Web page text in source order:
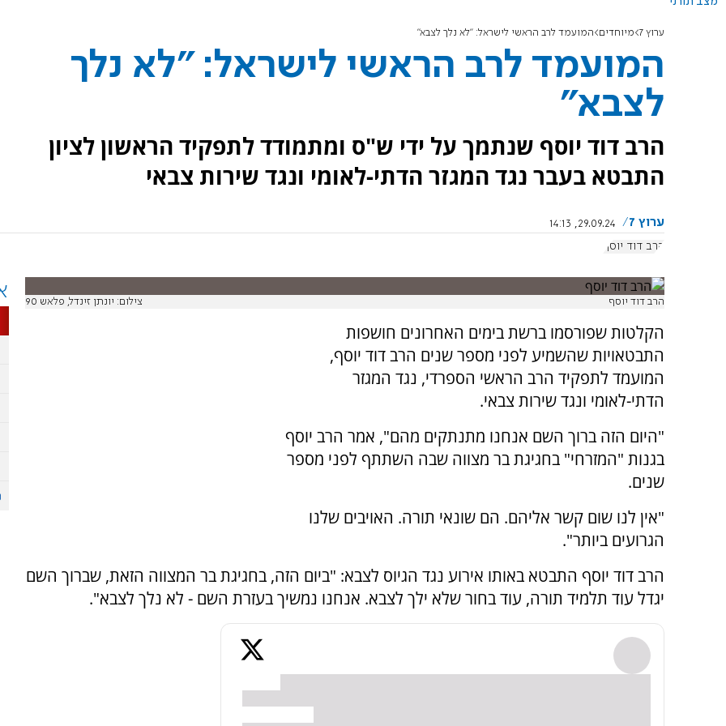
ערוץ 7 מיוחדים המועמד לרב הראשי לישראל: "לא נלך לצבא"
המועמד לרב הראשי לישראל: "לא נלך
לצבא"
הרב דוד יוסף שנתמך על ידי ש"ס ומתמודד לתפקיד הראשון לציון
התבטא בעבר נגד המגזר הדתי-לאומי ונגד שירות צבאי
ערוץ 7
29.09.24, 14:13
הרב דוד יוסף
הרב דוד יוסף צילום: יונתן זינדל, פלאש 90
הקלטות שפורסמו ברשת בימים האחרונים חושפות
התבטאויות שהשמיע לפני מספר שנים הרב דוד יוסף,
המועמד לתפקיד הרב הראשי הספרדי, נגד המגזר
הדתי-לאומי ונגד שירות צבאי.
"היום הזה ברוך השם אנחנו מתנתקים מהם", אמר הרב יוסף
בגנות "המזרחי" בחגיגת בר מצווה שבה השתתף לפני מספר
שנים.
"אין לנו שום קשר אליהם. הם שונאי תורה. האויבים שלנו
הגרועים ביותר".
הרב דוד יוסף התבטא באותו אירוע נגד הגיוס לצבא: "ביום הזה, בחגיגת בר המצווה הזאת, שברוך השם
יגדל עוד תלמיד תורה, עוד בחור שלא ילך לצבא. אנחנו נמשיך בעזרת השם - לא נלך לצבא".